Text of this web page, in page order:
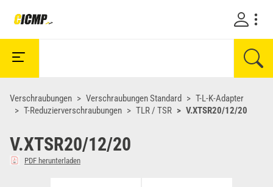
Verschraubungen Verschraubungen Standard
T-L-K-Adapter
T-Reduzierverschraubungen
TLR / TSR V.XTSR20/12/20
V.XTSR20/12/20
PDF herunterladen